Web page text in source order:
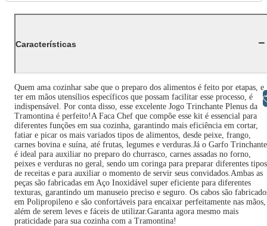
Características
Quem ama cozinhar sabe que o preparo dos alimentos é feito por etapas, e
ter em mãos utensílios específicos que possam facilitar esse processo, é
indispensável. Por conta disso, esse excelente Jogo Trinchante Plenus da
Tramontina é perfeito!A Faca Chef que compõe esse kit é essencial para
diferentes funções em sua cozinha, garantindo mais eficiência em cortar,
fatiar e picar os mais variados tipos de alimentos, desde peixe, frango,
carnes bovina e suína, até frutas, legumes e verduras.Já o Garfo Trinchante
é ideal para auxiliar no preparo do churrasco, carnes assadas no forno,
peixes e verduras no geral, sendo um coringa para preparar diferentes tipos
de receitas e para auxiliar o momento de servir seus convidados.Ambas as
peças são fabricadas em Aço Inoxidável super eficiente para diferentes
texturas, garantindo um manuseio preciso e seguro. Os cabos são
em Polipropileno e são confortáveis para encaixar perfeitamente nas mãos,
além de serem leves e fáceis de utilizar.Garanta agora mesmo mais
praticidade para sua cozinha com a Tramontina!
Libras